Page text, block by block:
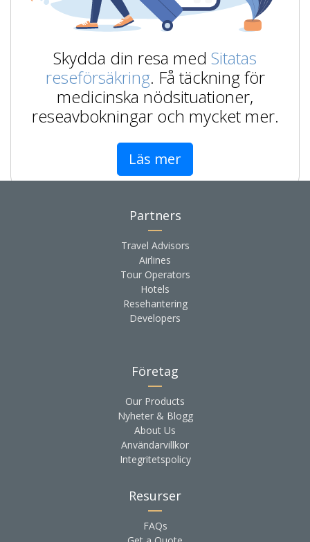
Skydda din resa med Sitatas
reseförsäkring. Få täckning för
medicinska nödsituationer,
reseavbokningar och mycket mer.
Läs mer
Partners
Travel Advisors
Airlines
Tour Operators
Hotels
Resehantering
Developers
Företag
Our Products
Nyheter & Blogg
About Us
Användarvillkor
Integritetspolicy
Resurser
FAQs